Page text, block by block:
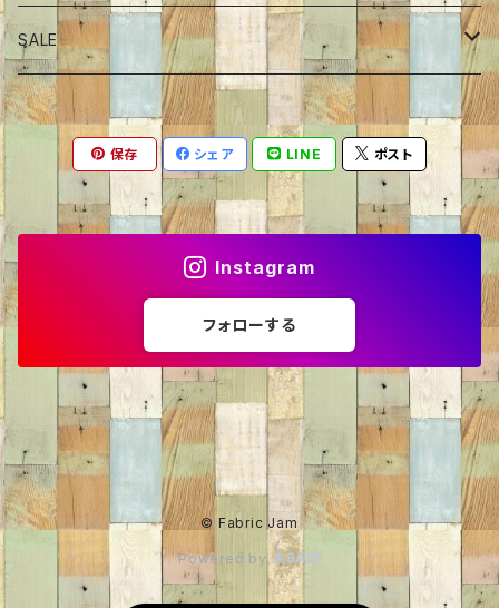
プルオーバー
カーディガン
Tシャツ
シャツ・ブラウス
ニット・セーター
トレーナー
パーカー
チュニック
恐竜
サメ
ねこ
ライオン
パンダ
うし
SALE
70％OFF
60％OFF
50％OFF
30％OFF
35%OFF
20％OFF
保存 シェア LINE ポスト
Instagram
フォローする
© Fabric Jam
Powered by